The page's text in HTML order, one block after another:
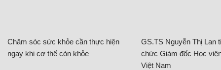
Chăm sóc sức khỏe cần thực hiện
ngay khi cơ thể còn khỏe
GS.TS Nguyễn Thị Lan
chức Giám đốc Học
Việt Nam